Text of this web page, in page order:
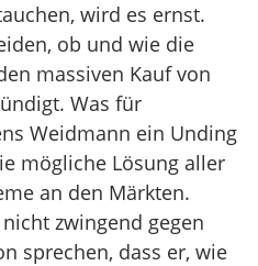
wird es ernst.
ob und wie die
massiven Kauf von
Was für
Weidmann ein Unding
mögliche Lösung aller
an den Märkten.
zwingend gegen
sprechen, dass er, wie